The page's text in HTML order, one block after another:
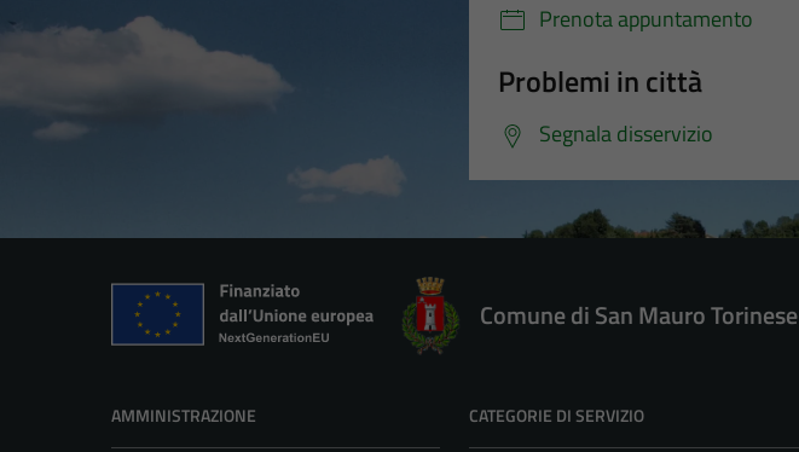
Prenota appuntamento
Problemi in città
Segnala disservizio
Comune di San Mauro Torinese
AMMINISTRAZIONE CATEGORIE DI SERVIZIO